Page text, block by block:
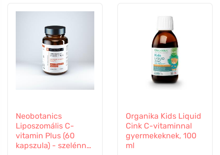
Neobotanics
Liposzomális C-
vitamin Plus (60
kapszula) - szelénnel
Organika Kids Liquid
Cink C-vitaminnal
gyermekeknek, 100
ml